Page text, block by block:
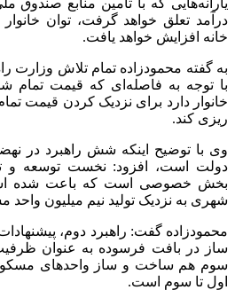
درآمد تعلق خواهد گرفت، توان
خانه افزایش خواهد یافت.
به گفته محمودزاده تمام تلاش
با توجه به فاصله‌ای که قیمت تمام
خانوار دارد برای نزدیک کردن قیمت
ریزی کند.
وی با توضیح اینکه شش راهبرد در
دولت است، افزود: نخست توسعه و
بخش خصوصی است که باعت شده
شهری به نزدیک تولید نیم میلیون
محمودزاده گفت: راهبرد دوم،
ساز در بافت فرسوده به عنوان
سوم هم ساخت و ساز واحدهای
اول تا سوم است.